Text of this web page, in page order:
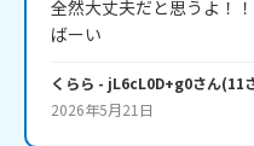
全然大丈夫だと思うよ！！
ばーい
くらら - jL6cL0D+g0さん(11
2026年5月21日